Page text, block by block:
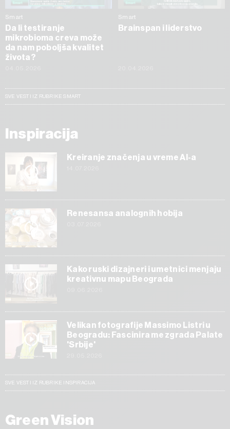
Smart
Da li testiranje
mikrobioma creva može
da nam poboljša kvalitet
života?
Smart
Brainspan i liderstvo
SVE VESTI IZ RUBRIKE SMART
Inspiracija
Kreiranje značenja u vreme AI-a
Renesansa analognih hobija
Kako ruski dizajneri i umetnici menjaju
kreativnu mapu Beograda
Velikan fotografije Massimo Listri u
Beogradu: Fascinira me zgrada Palate
'Srbije'
SVE VESTI IZ RUBRIKE INSPIRACIJA
Green Vision